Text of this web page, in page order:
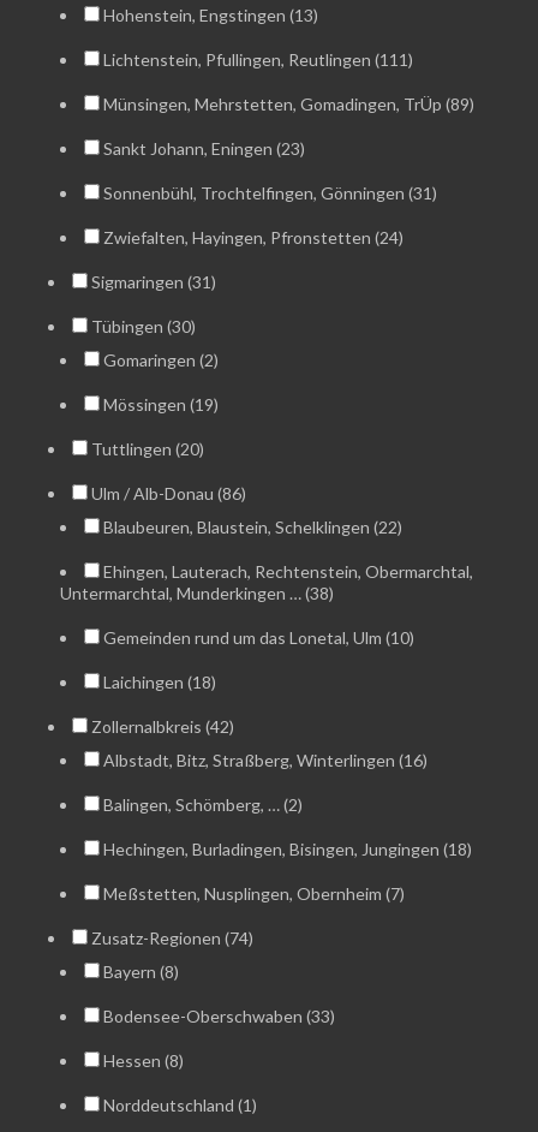
Hohenstein, Engstingen (13)
Lichtenstein, Pfullingen, Reutlingen (111)
Münsingen, Mehrstetten, Gomadingen, TrÜp (89)
Sankt Johann, Eningen (23)
Sonnenbühl, Trochtelfingen, Gönningen (31)
Zwiefalten, Hayingen, Pfronstetten (24)
Sigmaringen (31)
Tübingen (30)
Gomaringen (2)
Mössingen (19)
Tuttlingen (20)
Ulm / Alb-Donau (86)
Blaubeuren, Blaustein, Schelklingen (22)
Ehingen, Lauterach, Rechtenstein, Obermarchtal,
Untermarchtal, Munderkingen … (38)
Gemeinden rund um das Lonetal, Ulm (10)
Laichingen (18)
Zollernalbkreis (42)
Albstadt, Bitz, Straßberg, Winterlingen (16)
Balingen, Schömberg, … (2)
Hechingen, Burladingen, Bisingen, Jungingen (18)
Meßstetten, Nusplingen, Obernheim (7)
Zusatz-Regionen (74)
Bayern (8)
Bodensee-Oberschwaben (33)
Hessen (8)
Norddeutschland (1)